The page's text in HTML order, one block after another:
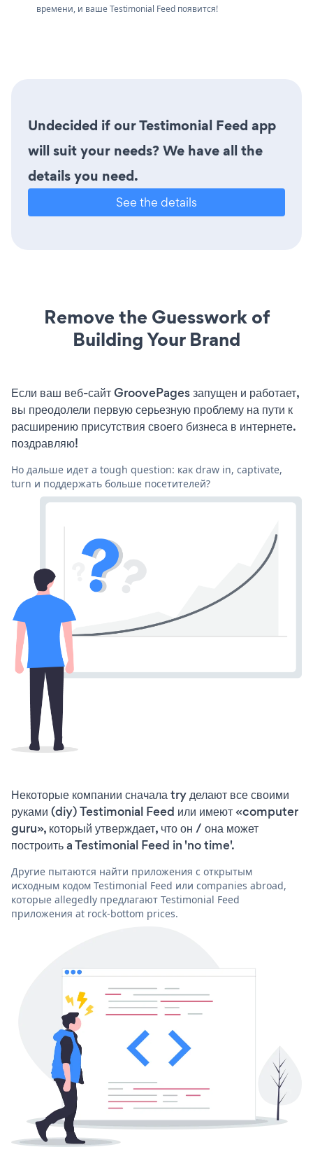
времени, и ваше Testimonial Feed появится!
Undecided if our Testimonial Feed app
will suit your needs? We have all the
details you need.
See the details
Remove the Guesswork of
Building Your Brand
Если ваш веб-сайт GroovePages запущен и работает,
вы преодолели первую серьезную проблему на пути к
расширению присутствия своего бизнеса в интернете.
поздравляю!
Но дальше идет a tough question: как draw in, captivate,
turn и поддержать больше посетителей?
Некоторые компании сначала try делают все своими
руками (diy) Testimonial Feed или имеют «computer
guru», который утверждает, что он / она может
построить a Testimonial Feed in 'no time'.
Другие пытаются найти приложения с открытым
исходным кодом Testimonial Feed или companies abroad,
которые allegedly предлагают Testimonial Feed
приложения at rock-bottom prices.